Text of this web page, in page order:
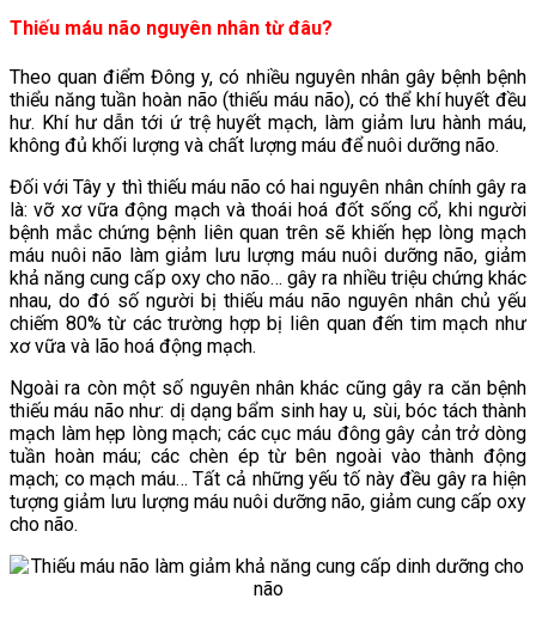
Thiếu máu não nguyên nhân từ đâu?
Theo quan điểm Đông y, có nhiều nguyên nhân gây bệnh bệnh
thiểu năng tuần hoàn não (thiếu máu não), có thể khí huyết đều
hư. Khí hư dẫn tới ứ trệ huyết mạch, làm giảm lưu hành máu,
không đủ khối lượng và chất lượng máu để nuôi dưỡng não.
Đối với Tây y thì thiếu máu não có hai nguyên nhân chính gây ra
là: vỡ xơ vữa động mạch và thoái hoá đốt sống cổ, khi người
bệnh mắc chứng bệnh liên quan trên sẽ khiến hẹp lòng mạch
máu nuôi não làm giảm lưu lượng máu nuôi dưỡng não, giảm
khả năng cung cấp oxy cho não… gây ra nhiều triệu chứng khác
nhau, do đó số người bị thiếu máu não nguyên nhân chủ yếu
chiếm 80% từ các trường hợp bị liên quan đến tim mạch như
xơ vữa và lão hoá động mạch.
Ngoài ra còn một số nguyên nhân khác cũng gây ra căn bệnh
thiếu máu não như: dị dạng bẩm sinh hay u, sùi, bóc tách thành
mạch làm hẹp lòng mạch; các cục máu đông gây cản trở dòng
tuần hoàn máu; các chèn ép từ bên ngoài vào thành động
mạch; co mạch máu… Tất cả những yếu tố này đều gây ra hiện
tượng giảm lưu lượng máu nuôi dưỡng não, giảm cung cấp oxy
cho não.